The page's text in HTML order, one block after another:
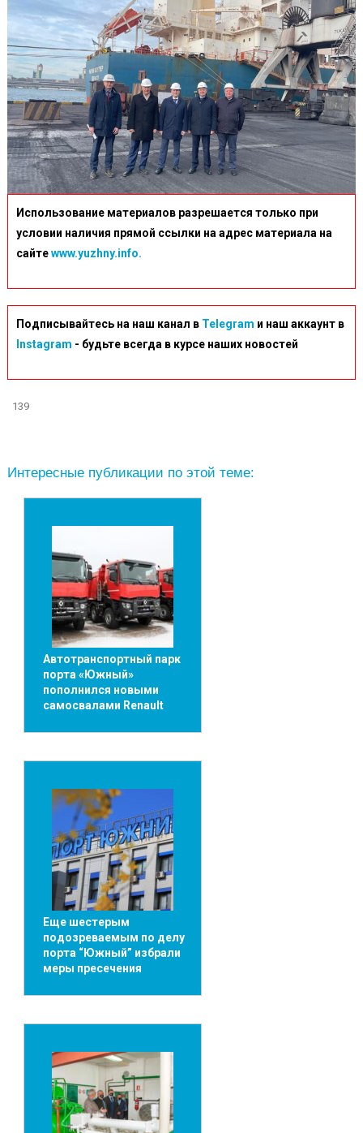
Использование материалов разрешается только при
условии наличия прямой ссылки на адрес материала на
сайтеwww.yuzhny.info.
Подписывайтесь на наш канал в Telegram и наш аккаунт в
Instagram - будьте всегда в курсе наших новостей
139
Интересные публикации по этой теме:
Автотранспортный парк
порта «Южный»
пополнился новыми
самосвалами Renault
Еще шестерым
подозреваемым по делу
порта “Южный” избрали
меры пресечения